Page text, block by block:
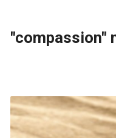
"compassion"